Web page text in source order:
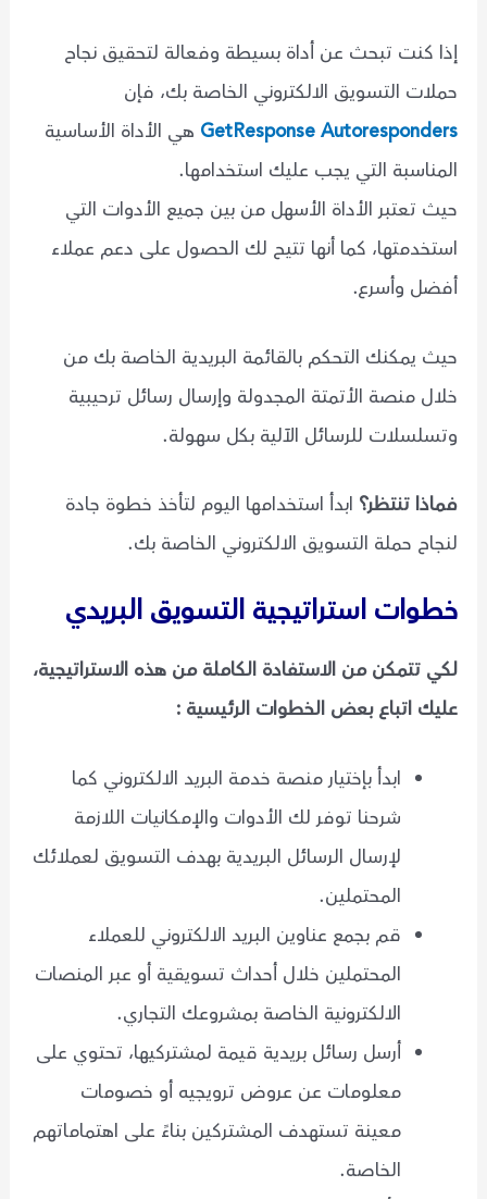
إذا كنت تبحث عن أداة بسيطة وفعالة لتحقيق نجاح
حملات التسويق الالكتروني الخاصة بك، فإن
GetResponse Autoresponders هي الأداة الأساسية
المناسبة التي يجب عليك استخدامها.
حيث تعتبر الأداة الأسهل من بين جميع الأدوات التي
استخدمتها، كما أنها تتيح لك الحصول على دعم عملاء
أفضل وأسرع.
حيث يمكنك التحكم بالقائمة البريدية الخاصة بك من
خلال منصة الأتمتة المجدولة وإرسال رسائل ترحيبية
وتسلسلات للرسائل الآلية بكل سهولة.
فماذا تنتظر؟ ابدأ استخدامها اليوم لتأخذ خطوة جادة
لنجاح حملة التسويق الالكتروني الخاصة بك.
خطوات استراتيجية التسويق البريدي
لكي تتمكن من الاستفادة الكاملة من هذه الاستراتيجية،
عليك اتباع بعض الخطوات الرئيسية :
ابدأ بإختيار منصة خدمة البريد الالكتروني كما
شرحنا توفر لك الأدوات والإمكانيات اللازمة
لإرسال الرسائل البريدية بهدف التسويق لعملائك
المحتملين.
قم بجمع عناوين البريد الالكتروني للعملاء
المحتملين خلال أحداث تسويقية أو عبر المنصات
الالكترونية الخاصة بمشروعك التجاري.
أرسل رسائل بريدية قيمة لمشتركيها، تحتوي على
معلومات عن عروض ترويجيه أو خصومات
معينة تستهدف المشتركين بناءً على اهتماماتهم
الخاصة.